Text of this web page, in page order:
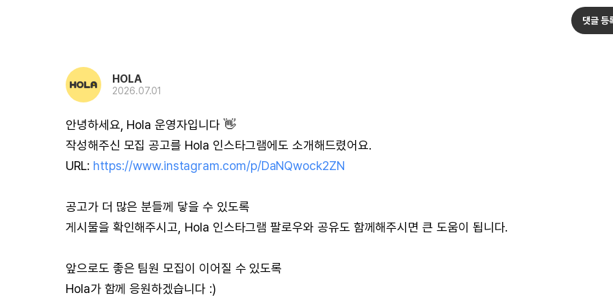
댓글 등
HOLA
2026.07.01
안녕하세요, Hola 운영자입니다 👋
작성해주신 모집 공고를 Hola 인스타그램에도 소개해드렸어요.
URL: https://www.instagram.com/p/DaNQwock2ZN
공고가 더 많은 분들께 닿을 수 있도록
게시물을 확인해주시고, Hola 인스타그램 팔로우와 공유도 함께해주시면 큰 도움이 됩니다.
앞으로도 좋은 팀원 모집이 이어질 수 있도록
Hola가 함께 응원하겠습니다 :)